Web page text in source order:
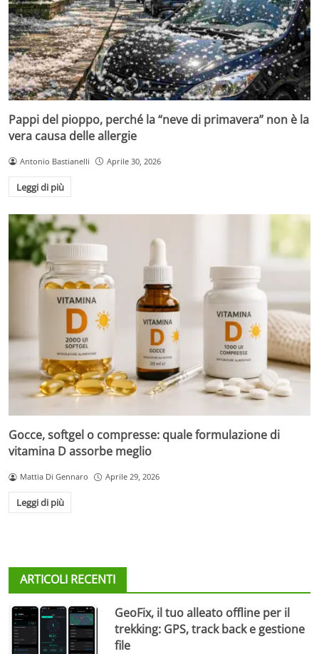
Pappi del pioppo, perché la “neve di primavera” non è la
vera causa delle allergie
Antonio Bastianelli Aprile 30, 2026
Leggi di più
Gocce, softgel o compresse: quale formulazione di
vitamina D assorbe meglio
Mattia Di Gennaro Aprile 29, 2026
Leggi di più
ARTICOLI RECENTI
GeoFix, il tuo alleato offline per il
trekking: GPS, track back e gestione
file